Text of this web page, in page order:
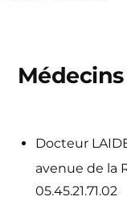
Médecins
Docteur
avenue de la
05.45.21.71.02